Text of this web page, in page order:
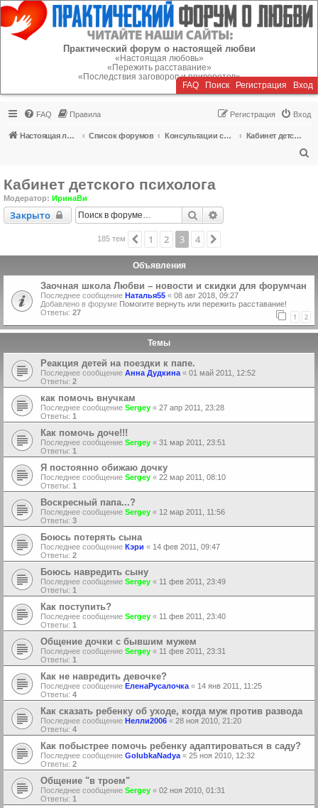
Регистрация
Практический форум о настоящей любви
«Настоящая любовь»
«Пережить расставание»
«Последствия заговоров и приворотов»
FAQ Поиск Регистрация Вход
FAQ Правила Вход
Регистрация
Настоящая любовь Список форумов Консультации специалистов
Кабинет детского психолога
Кабинет детского психолога
Модератор: ИринаВи
Закрыто
Закрыто Поиск
185 тем Пред.
1 2 3 4
Объявления
Заочная школа Любви – новости и скидки для форумчан
Последнее сообщение Наталья55 « 08 авг 2018, 09:27
Добавлено в форуме Помогите вернуть или пережить расставание!
Ответы: 27 1 2
Темы
Реакция детей на поездки к папе.
Последнее сообщение Анна Дудкина « 01 май 2011, 12:52
Ответы: 2
как помочь внучкам
Последнее сообщение Sergey « 27 апр 2011, 23:28
Ответы: 1
Как помочь доче!!!
Последнее сообщение Sergey « 31 мар 2011, 23:51
Ответы: 1
Я постоянно обижаю дочку
Последнее сообщение Sergey « 22 мар 2011, 08:10
Ответы: 1
Воскресный папа...?
Последнее сообщение Sergey « 12 мар 2011, 11:56
Ответы: 3
Боюсь потерять сына
Последнее сообщение Кэри « 14 фев 2011, 09:47
Ответы: 2
Боюсь навредить сыну
Последнее сообщение Sergey « 11 фев 2011, 23:49
Ответы: 1
Как поступить?
Последнее сообщение Sergey « 11 фев 2011, 23:40
Ответы: 1
Общение дочки с бывшим мужем
Последнее сообщение Sergey « 11 фев 2011, 23:31
Ответы: 1
Как не навредить девочке?
Последнее сообщение ЕленаРусалочка « 14 янв 2011, 11:25
Ответы: 4
Как сказать ребенку об уходе, когда муж против развода
Последнее сообщение Нелли2006 « 28 ноя 2010, 21:20
Ответы: 4
Как побыстрее помочь ребенку адаптироваться в саду?
Последнее сообщение GolubkaNadya « 25 ноя 2010, 12:32
Ответы: 2
Общение "в троем"
Последнее сообщение Sergey « 02 ноя 2010, 01:31
Ответы: 1